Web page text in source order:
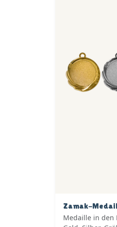
Zamak-
Medaille in den